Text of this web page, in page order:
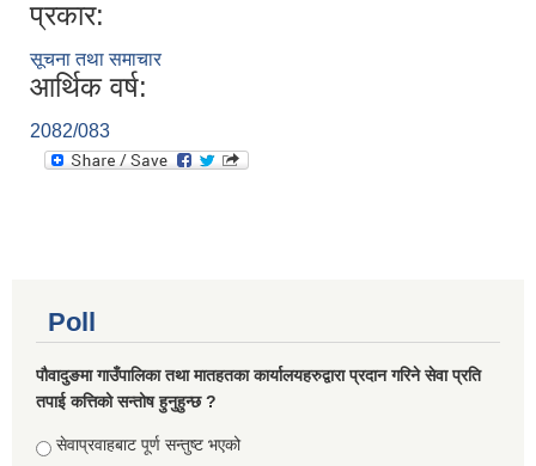
प्रकार:
सूचना तथा समाचार
आर्थिक वर्ष:
2082/083
Poll
पौवादुङमा गाउँपालिका तथा मातहतका कार्यालयहरुद्वारा प्रदान गरिने सेवा प्रति
तपाई कत्तिको सन्तोष हुनुहुन्छ ?
Choices
सेवाप्रवाहबाट पूर्ण सन्तुष्ट भएको